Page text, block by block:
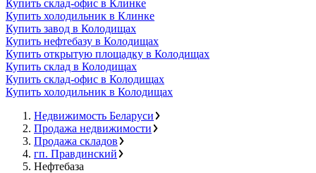
Купить склад-офис в Клинке
Купить холодильник в Клинке
Купить завод в Колодищах
Купить нефтебазу в Колодищах
Купить открытую площадку в Колодищах
Купить склад в Колодищах
Купить склад-офис в Колодищах
Купить холодильник в Колодищах
Недвижимость Беларуси
Продажа недвижимости
Продажа складов
гп. Правдинский
Нефтебаза